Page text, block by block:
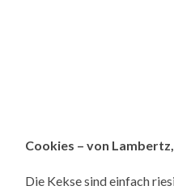
Cookies – von
Die Kekse sind einfach